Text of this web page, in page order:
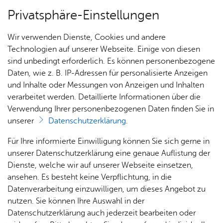
Über­sicht Bür­ger & Stadt
Rat­
haus &
Bür­
ger­
ser­vice
Rat­
häu­ser
Nach­
rich­
ten,
Vi­de­os
& Bil­
der
Me­di­
Jobs
Stel­
len­an­
ge­bo­te
Aus­bil­
dung &
Stu­di­
Bauen
& Um­
welt
Geo­
da­ten
Ge­
sund­
heit &
kum
Stadt­chro­nik
Ka­te­go­rie:
Ver­kehr
Schlag­wort:
Schiff­fahrt
1847 - Grün­dung des „Ver­
ban­des der Ver­ei­nig­ten
Dampf­schiff­fahrts-Ver­wal­
tun­gen (V.D.V)“.
Vor­le­sen
Privatsphäre-Einstellungen
Wir verwenden Dienste, Cookies und andere
Technologien auf unserer Webseite. Einige von diesen
sind unbedingt erforderlich. Es können personenbezogene
Daten, wie z. B. IP-Adressen für personalisierte Anzeigen
und Inhalte oder Messungen von Anzeigen und Inhalten
verarbeitet werden. Detaillierte Informationen über die
Verwendung Ihrer personenbezogenen Daten finden Sie in
unserer
Datenschutzerklärung.
Für Ihre informierte Einwilligung können Sie sich gerne in
unserer Datenschutzerklärung eine genaue Auflistung der
Dienste, welche wir auf unserer Webseite einsetzen,
ansehen. Es besteht keine Verpflichtung, in die
Datenverarbeitung einzuwilligen, um dieses Angebot zu
nutzen. Sie können Ihre Auswahl in der
Datenschutzerklärung auch jederzeit bearbeiten oder